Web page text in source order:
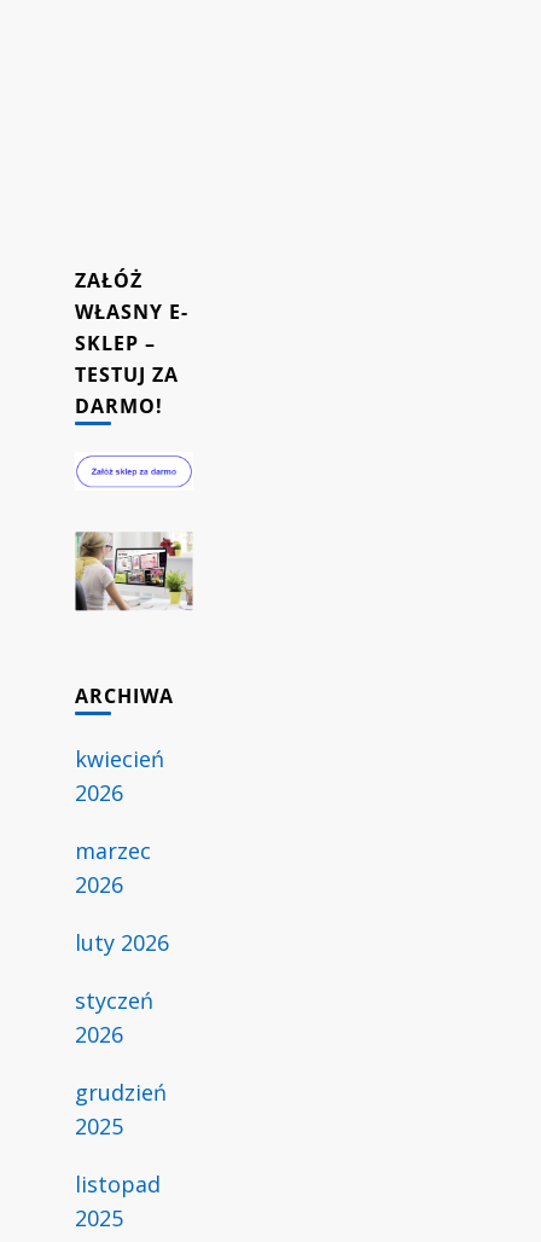
ZAŁÓŻ
WŁASNY E-
SKLEP –
TESTUJ ZA
DARMO!
ARCHIWA
kwiecień
2026
marzec
2026
luty 2026
styczeń
2026
grudzień
2025
listopad
2025